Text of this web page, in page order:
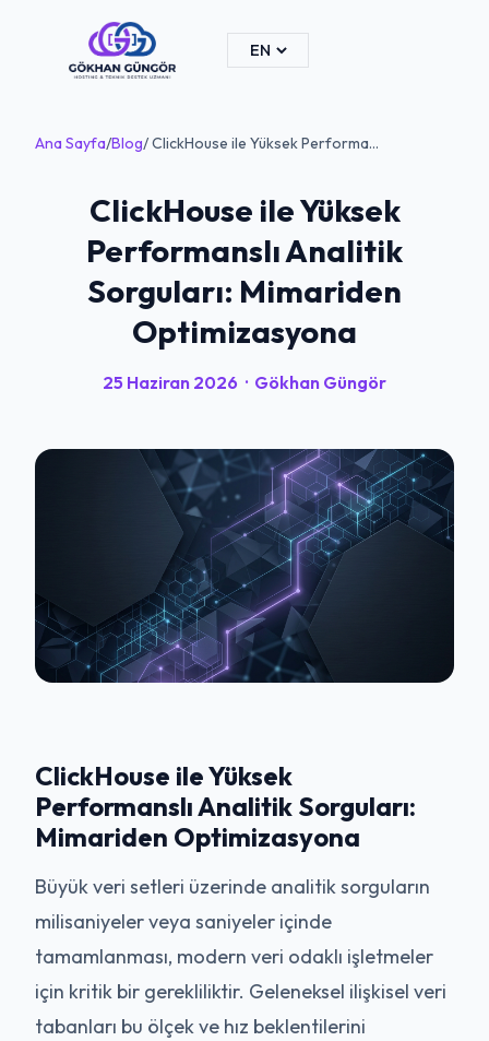
Ana Sayfa/Blog/ ClickHouse ile Yüksek Performa...
ClickHouse ile Yüksek
Performanslı Analitik
Sorguları: Mimariden
Optimizasyona
25 Haziran 2026 · Gökhan Güngör
ClickHouse ile Yüksek
Performanslı Analitik Sorguları:
Mimariden Optimizasyona
Büyük veri setleri üzerinde analitik sorguların
milisaniyeler veya saniyeler içinde
tamamlanması, modern veri odaklı işletmeler
için kritik bir gerekliliktir. Geleneksel ilişkisel veri
tabanları bu ölçek ve hız beklentilerini